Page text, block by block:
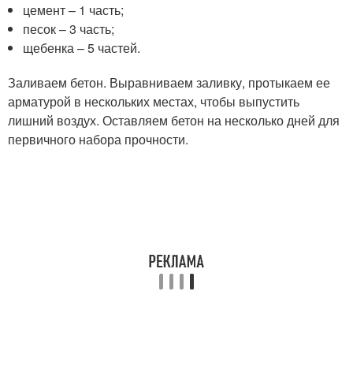
цемент – 1 часть;
песок – 3 часть;
щебенка – 5 частей.
Заливаем бетон. Выравниваем заливку, протыкаем ее
арматурой в нескольких местах, чтобы выпустить
лишний воздух. Оставляем бетон на несколько дней для
первичного набора прочности.